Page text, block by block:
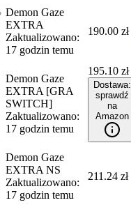
Demon Gaze
EXTRA
Zaktualizowano:
17 godzin temu
190.00 zł
Demon Gaze
EXTRA [GRA
SWITCH]
Zaktualizowano:
17 godzin temu
195.10 zł
Dostawa:
sprawdź
na
Amazon
Demon Gaze
EXTRA NS
Zaktualizowano:
17 godzin temu
211.24 zł